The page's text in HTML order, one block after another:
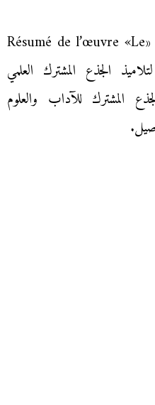
درس في مادة اللغة الفرنسية «Résumé de l’œuvre «Le
Bourgeois Gentilhomme لتلاميذ الجذع المشترك العلمي
المشترك للآداب والعلوم